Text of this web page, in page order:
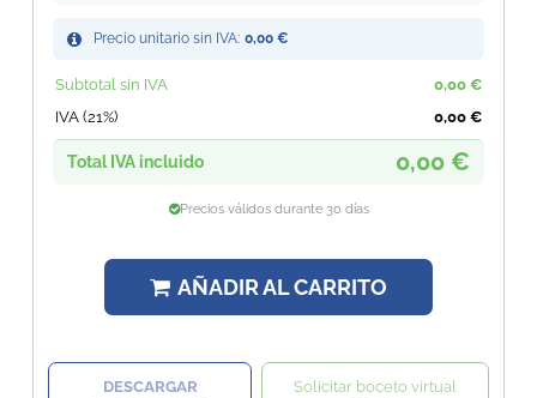
Precio unitario sin IVA: 0,00 €
Subtotal sin IVA
0,00 €
IVA (21%)
0,00 €
Total IVA incluido 0,00 €
Precios válidos durante 30 días
AÑADIR AL CARRITO
DESCARGAR
Solicitar boceto virtual